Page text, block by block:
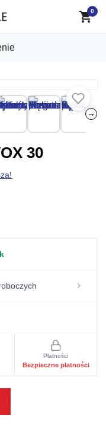
→
30
Płatności
Bezpieczne płatności
0